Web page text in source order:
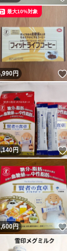
ね！
円
最大10%対象
ね！
円
ね！
円